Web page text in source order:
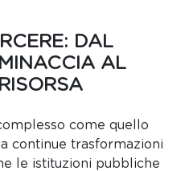
DAL
AL
come quello
continue trasformazioni
le istituzioni pubbliche